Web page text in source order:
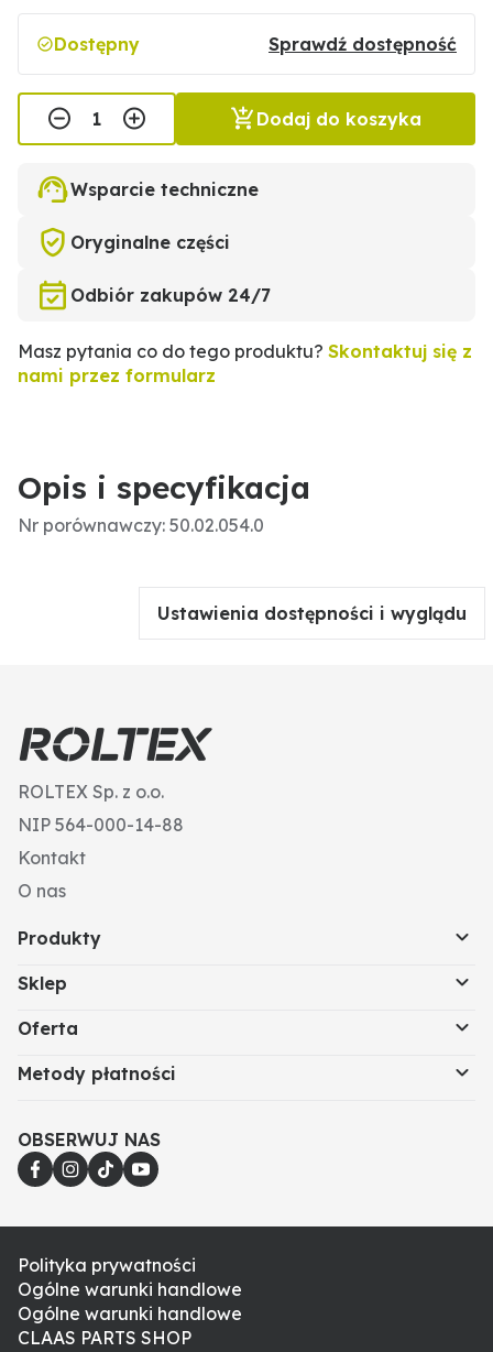
Dostępny Sprawdź dostępność
Dodaj do koszyka
Wsparcie techniczne
Oryginalne części
Odbiór zakupów 24/7
Masz pytania co do tego produktu? Skontaktuj się z
nami przez formularz
Opis i specyfikacja
Nr porównawczy: 50.02.054.0
Ustawienia dostępności i wyglądu
ROLTEX Sp. z o.o.
NIP 564-000-14-88
Kontakt
O nas
Produkty
Sklep
Oferta
Metody płatności
OBSERWUJ NAS
Polityka prywatności
Ogólne warunki handlowe
Ogólne warunki handlowe
CLAAS PARTS SHOP